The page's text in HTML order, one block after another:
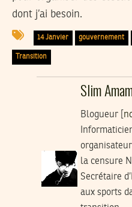
dont j’ai besoin.
14 Janvier gouvernement
Transition
Slim
Blogueur [
la censure
Secrétaire
aux sports